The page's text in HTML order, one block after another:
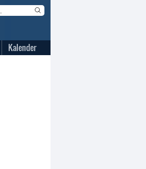
Kalender